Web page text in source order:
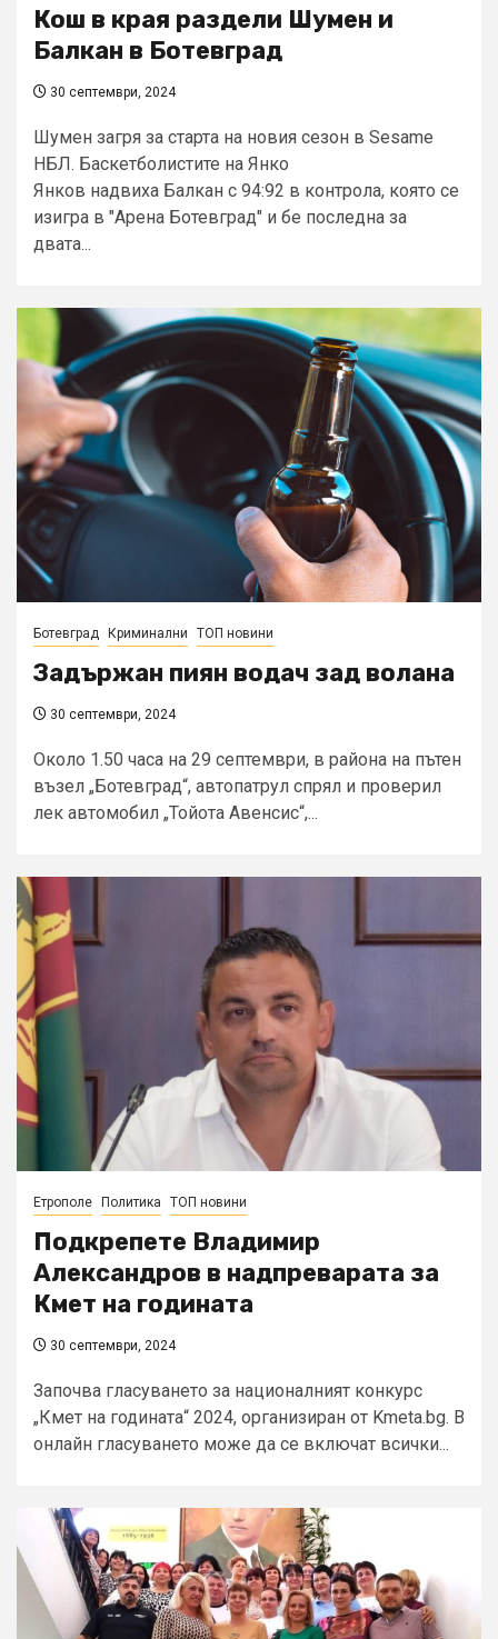
Кош в края раздели Шумен и
Балкан в Ботевград
30 септември, 2024
Шумен загря за старта на новия сезон в Sesame
НБЛ. Баскетболистите на Янко
Янков надвиха Балкан с 94:92 в контрола, която се
изигра в "Арена Ботевград" и бе последна за
двата...
Ботевград Криминални ТОП новини
Задържан пиян водач зад волана
30 септември, 2024
Около 1.50 часа на 29 септември, в района на пътен
възел „Ботевград“, автопатрул спрял и проверил
лек автомобил „Тойота Авенсис“,...
Етрополе Политика ТОП новини
Подкрепете Владимир
Александров в надпреварата за
Кмет на годината
30 септември, 2024
Започва гласуването за националният конкурс
„Кмет на годината“ 2024, организиран от Kmeta.bg. В
онлайн гласуването може да се включат всички...